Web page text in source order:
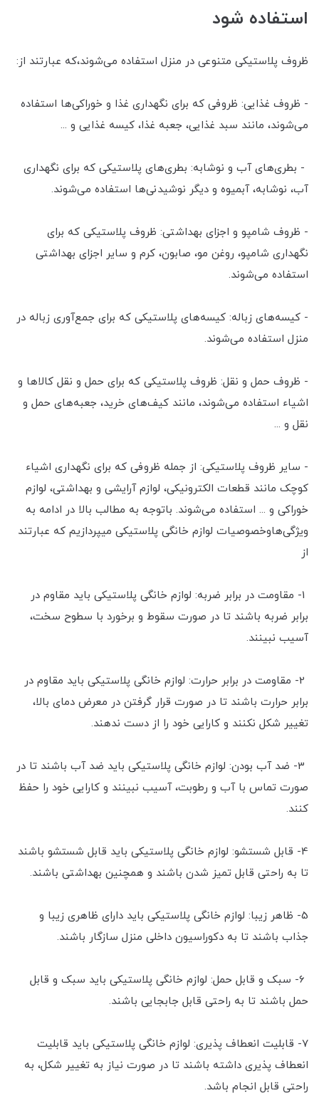
استفاده شود
ظروف پلاستیکی متنوعی در منزل استفاده می‌شوند،که عبارتند از:
- ظروف غذایی: ظروفی که برای نگهداری غذا و خوراکی‌ها استفاده
می‌شوند، مانند سبد غذایی، جعبه غذا، کیسه غذایی و ...
- بطری‌های آب و نوشابه: بطری‌های پلاستیکی که برای نگهداری
آب، نوشابه، آبمیوه و دیگر نوشیدنی‌ها استفاده می‌شوند.
- ظروف شامپو و اجزای بهداشتی: ظروف پلاستیکی که برای
نگهداری شامپو، روغن مو، صابون، کرم و سایر اجزای بهداشتی
استفاده می‌شوند.
- کیسه‌های زباله: کیسه‌های پلاستیکی که برای جمع‌آوری زباله در
منزل استفاده می‌شوند.
- ظروف حمل و نقل: ظروف پلاستیکی که برای حمل و نقل کالاها و
اشیاء استفاده می‌شوند، مانند کیف‌های خرید، جعبه‌های حمل و
نقل و ...
- سایر ظروف پلاستیکی: از جمله ظروفی که برای نگهداری اشیاء
کوچک مانند قطعات الکترونیکی، لوازم آرایشی و بهداشتی، لوازم
خوراکی و ... استفاده می‌شوند. باتوجه به مطالب بالا در ادامه به
ویژگی‌هاوخصوصیات لوازم خانگی پلاستیکی میپردازیم که عبارتند
از
1- مقاومت در برابر ضربه: لوازم خانگی پلاستیکی باید مقاوم در
برابر ضربه باشند تا در صورت سقوط و برخورد با سطوح سخت،
آسیب نبینند.
2- مقاومت در برابر حرارت: لوازم خانگی پلاستیکی باید مقاوم در
برابر حرارت باشند تا در صورت قرار گرفتن در معرض دمای بالا،
تغییر شکل نکنند و کارایی خود را از دست ندهند.
3- ضد آب بودن: لوازم خانگی پلاستیکی باید ضد آب باشند تا در
صورت تماس با آب و رطوبت، آسیب نبینند و کارایی خود را حفظ
کنند.
4- قابل شستشو: لوازم خانگی پلاستیکی باید قابل شستشو باشند
تا به راحتی قابل تمیز شدن باشند و همچنین بهداشتی باشند.
5- ظاهر زیبا: لوازم خانگی پلاستیکی باید دارای ظاهری زیبا و
جذاب باشند تا به دکوراسیون داخلی منزل سازگار باشند.
6- سبک و قابل حمل: لوازم خانگی پلاستیکی باید سبک و قابل
حمل باشند تا به راحتی قابل جابجایی باشند.
7- قابلیت انعطاف پذیری: لوازم خانگی پلاستیکی باید قابلیت
انعطاف پذیری داشته باشند تا در صورت نیاز به تغییر شکل، به
راحتی قابل انجام باشد.